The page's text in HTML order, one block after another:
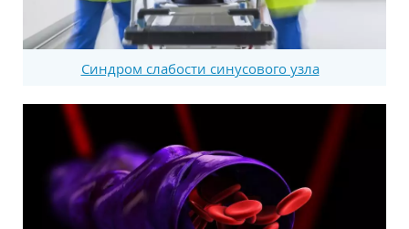
Синдром слабости синусового узла